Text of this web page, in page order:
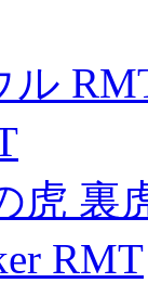
ル
虎 裏
RMT